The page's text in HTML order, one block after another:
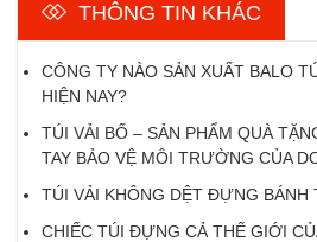
THÔNG TIN KHÁC
CÔNG TY NÀO SẢN XUẤT BALO
HIỆN NAY?
TÚI VẢI BỐ – SẢN PHẨM QUÀ
TAY BẢO VỆ MÔI TRƯỜNG CỦA
TÚI VẢI KHÔNG DỆT ĐỰNG BÁNH
CHIẾC TÚI ĐỰNG CẢ THẾ GIỚI